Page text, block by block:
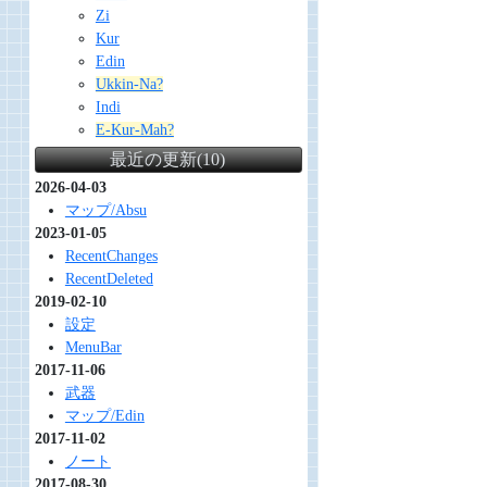
Zi
Kur
Edin
Ukkin-Na?
Indi
E-Kur-Mah?
最近の更新(10)
2026-04-03
マップ/Absu
2023-01-05
RecentChanges
RecentDeleted
2019-02-10
設定
MenuBar
2017-11-06
武器
マップ/Edin
2017-11-02
ノート